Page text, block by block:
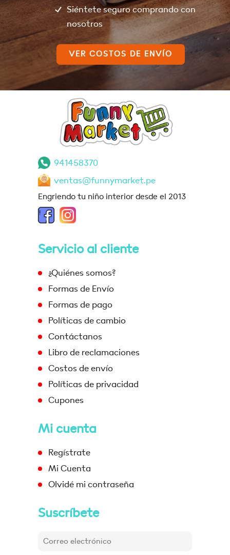
Siéntete seguro comprando con
nosotros
VER COSTOS DE ENVÍO
941458370
ventas@funnymarket.pe
Engriendo tu niño interior desde el 2013
Servicio al cliente
¿Quiénes somos?
Formas de Envío
Formas de pago
Políticas de cambio
Contáctanos
Libro de reclamaciones
Costos de envío
Políticas de privacidad
Cupones
Mi cuenta
Regístrate
Mi Cuenta
Olvidé mi contraseña
Suscríbete